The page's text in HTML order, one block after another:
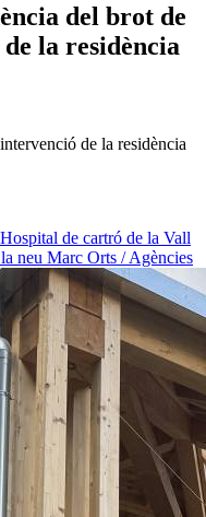
del brot de
la residència
de la residència
de cartró de la Vall
neu Marc Orts / Agències